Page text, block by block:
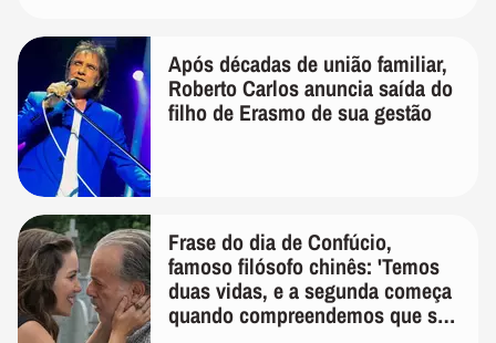
Após décadas de união familiar,
Roberto Carlos anuncia saída do
filho de Erasmo de sua gestão
Frase do dia de Confúcio,
famoso filósofo chinês: 'Temos
duas vidas, e a segunda começa
quando compreendemos que só